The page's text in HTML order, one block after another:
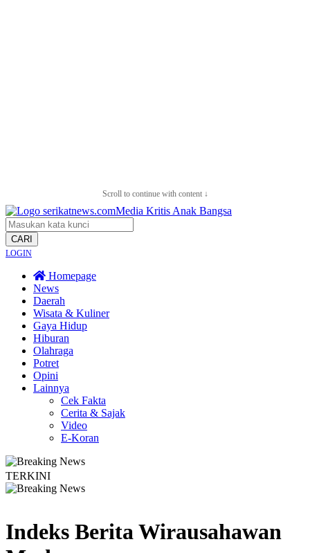
Scroll to continue with content ↓
CARI
LOGIN
Homepage
News
Daerah
Wisata & Kuliner
Gaya Hidup
Hiburan
Olahraga
Potret
Opini
Lainnya
Cek Fakta
Cerita & Sajak
Video
E-Koran
TERKINI
Indeks Berita Wirausahawan